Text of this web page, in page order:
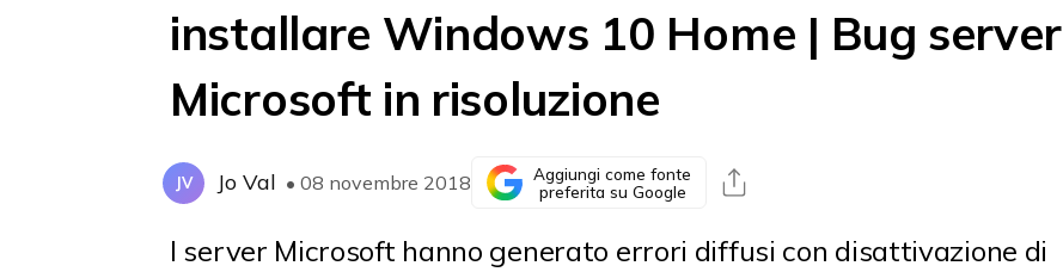
installare Windows 10 Home | Bug server
Microsoft in risoluzione
JV Jo Val • 08 novembre 2018
Aggiungi come fonte
preferita su Google
I server Microsoft hanno generato errori diffusi con disattivazione di